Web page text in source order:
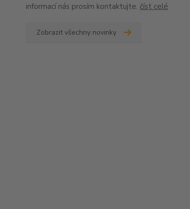
informací nás prosím kontaktujte. číst celé
Zobrazit všechny novinky